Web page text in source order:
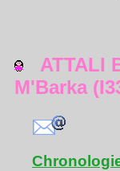
ATTALI
M'Barka